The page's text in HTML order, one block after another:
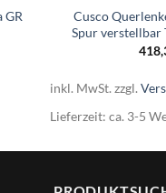
GR
Cusco
Spur verstellbar
inkl. MwSt. zzgl.
Lieferzeit:ca. 3-5